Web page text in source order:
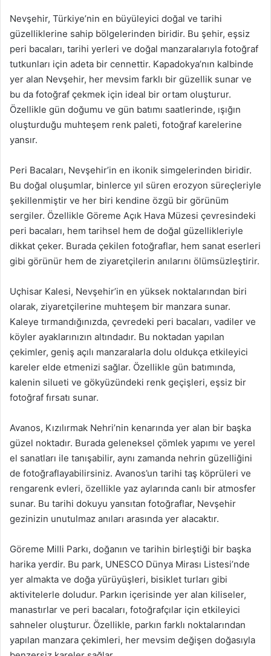
Nevşehir, Türkiye’nin en büyüleyici doğal ve tarihi
güzelliklerine sahip bölgelerinden biridir. Bu şehir, eşsiz
peri bacaları, tarihi yerleri ve doğal manzaralarıyla fotoğraf
tutkunları için adeta bir cennettir. Kapadokya’nın kalbinde
yer alan Nevşehir, her mevsim farklı bir güzellik sunar ve
bu da fotoğraf çekmek için ideal bir ortam oluşturur.
Özellikle gün doğumu ve gün batımı saatlerinde, ışığın
oluşturduğu muhteşem renk paleti, fotoğraf karelerine
yansır.
Peri Bacaları, Nevşehir’in en ikonik simgelerinden biridir.
Bu doğal oluşumlar, binlerce yıl süren erozyon süreçleriyle
şekillenmiştir ve her biri kendine özgü bir görünüm
sergiler. Özellikle Göreme Açık Hava Müzesi çevresindeki
peri bacaları, hem tarihsel hem de doğal güzellikleriyle
dikkat çeker. Burada çekilen fotoğraflar, hem sanat eserleri
gibi görünür hem de ziyaretçilerin anılarını ölümsüzleştirir.
Uçhisar Kalesi, Nevşehir’in en yüksek noktalarından biri
olarak, ziyaretçilerine muhteşem bir manzara sunar.
Kaleye tırmandığınızda, çevredeki peri bacaları, vadiler ve
köyler ayaklarınızın altındadır. Bu noktadan yapılan
çekimler, geniş açılı manzaralarla dolu oldukça etkileyici
kareler elde etmenizi sağlar. Özellikle gün batımında,
kalenin silueti ve gökyüzündeki renk geçişleri, eşsiz bir
fotoğraf fırsatı sunar.
Avanos, Kızılırmak Nehri’nin kenarında yer alan bir başka
güzel noktadır. Burada geleneksel çömlek yapımı ve yerel
el sanatları ile tanışabilir, aynı zamanda nehrin güzelliğini
de fotoğraflayabilirsiniz. Avanos’un tarihi taş köprüleri ve
rengarenk evleri, özellikle yaz aylarında canlı bir atmosfer
sunar. Bu tarihi dokuyu yansıtan fotoğraflar, Nevşehir
gezinizin unutulmaz anıları arasında yer alacaktır.
Göreme Milli Parkı, doğanın ve tarihin birleştiği bir başka
harika yerdir. Bu park, UNESCO Dünya Mirası Listesi’nde
yer almakta ve doğa yürüyüşleri, bisiklet turları gibi
aktivitelerle doludur. Parkın içerisinde yer alan kiliseler,
manastırlar ve peri bacaları, fotoğrafçılar için etkileyici
sahneler oluşturur. Özellikle, parkın farklı noktalarından
yapılan manzara çekimleri, her mevsim değişen doğasıyla